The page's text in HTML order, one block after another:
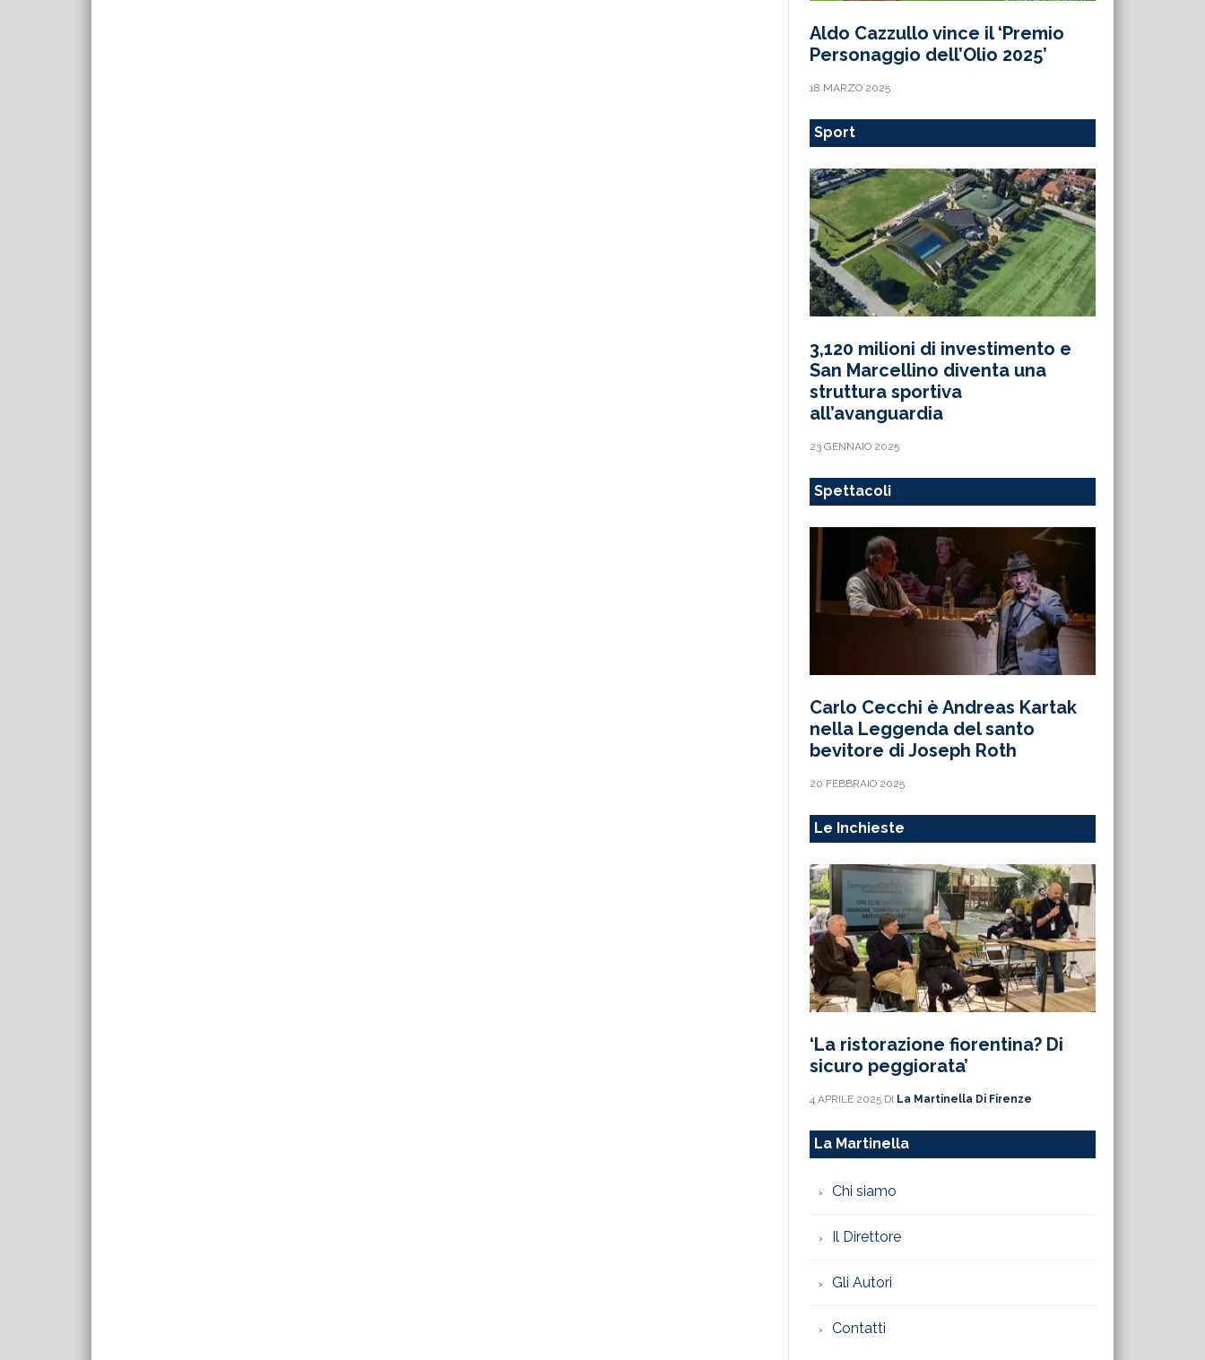
Aldo Cazzullo vince il ‘Premio
Personaggio dell’Olio 2025’
18 MARZO 2025
Sport
3,120 milioni di investimento e
San Marcellino diventa una
struttura sportiva
all’avanguardia
23 GENNAIO 2025
Spettacoli
Carlo Cecchi è Andreas Kartak
nella Leggenda del santo
bevitore di Joseph Roth
20 FEBBRAIO 2025
Le Inchieste
‘La ristorazione fiorentina? Di
sicuro peggiorata’
4 APRILE 2025 DI La Martinella Di Firenze
La Martinella
Chi siamo
Il Direttore
Gli Autori
Contatti